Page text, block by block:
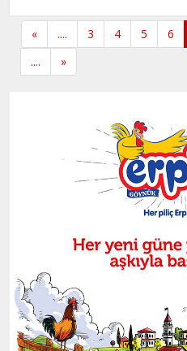
« .... 3 4 5 6
....
»